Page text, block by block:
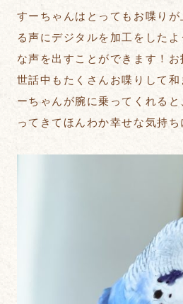
すーちゃんはとってもお喋り
る声にデジタルを加工をした
な声を出すことができます！
世話中もたくさんお喋りして
ーちゃんが腕に乗ってくれる
ってきてほんわか幸せな気持